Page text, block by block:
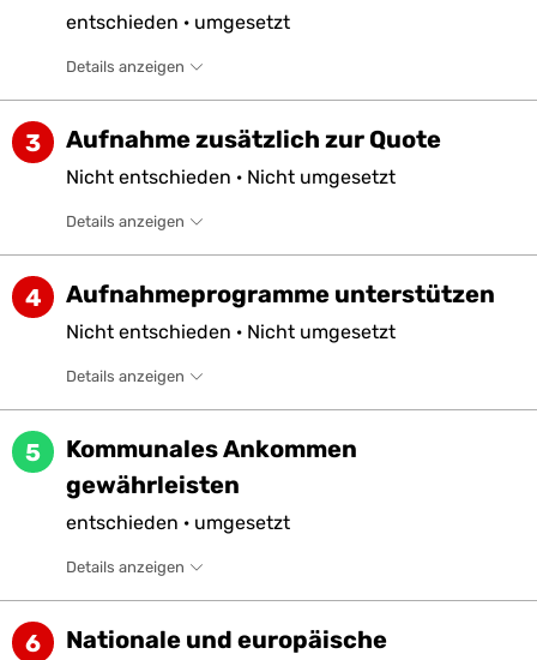
entschieden · umgesetzt
Details anzeigen
3 Aufnahme zusätzlich zur Quote
Nicht entschieden · Nicht umgesetzt
Details anzeigen
4 Aufnahmeprogramme unterstützen
Nicht entschieden · Nicht umgesetzt
Details anzeigen
5
Kommunales Ankommen
gewährleisten
entschieden · umgesetzt
Details anzeigen
6
Nationale und europäische